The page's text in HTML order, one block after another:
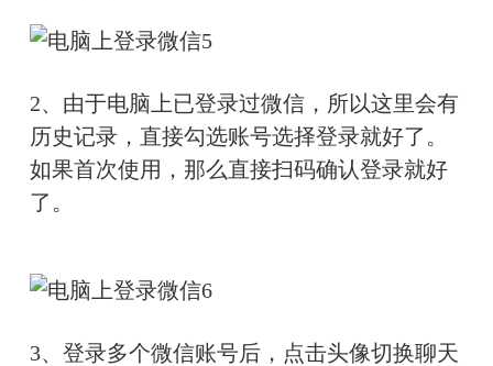
2、由于电脑上已登录过微信，所以这里会有
历史记录，直接勾选账号选择登录就好了。
如果首次使用，那么直接扫码确认登录就好
了。
3、登录多个微信账号后，点击头像切换聊天